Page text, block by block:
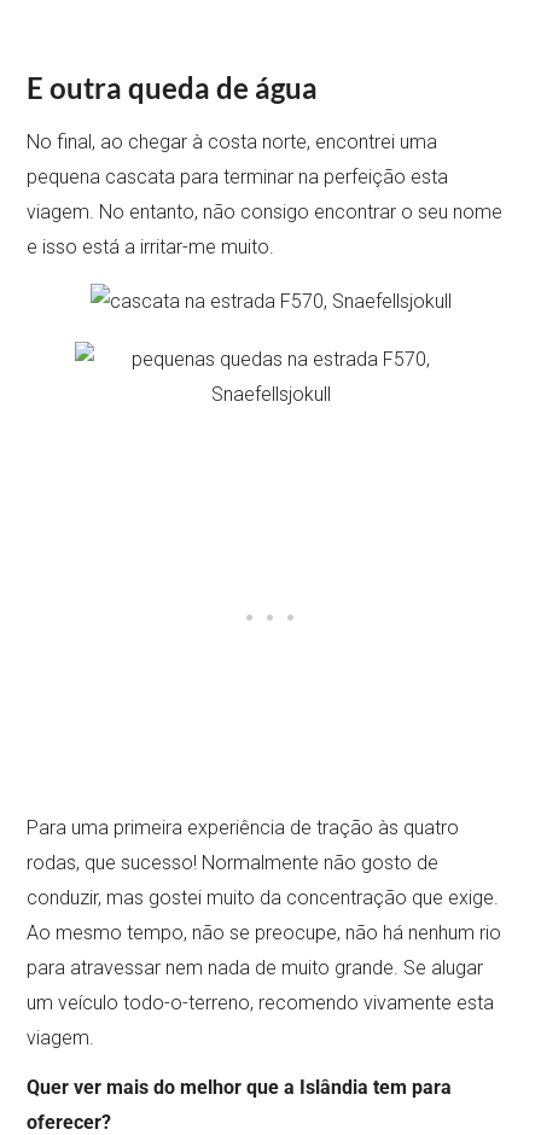
E outra queda de água
No final, ao chegar à costa norte, encontrei uma
pequena cascata para terminar na perfeição esta
viagem. No entanto, não consigo encontrar o seu nome
e isso está a irritar-me muito.
Para uma primeira experiência de tração às quatro
rodas, que sucesso! Normalmente não gosto de
conduzir, mas gostei muito da concentração que exige.
Ao mesmo tempo, não se preocupe, não há nenhum rio
para atravessar nem nada de muito grande. Se alugar
um veículo todo-o-terreno, recomendo vivamente esta
viagem.
Quer ver mais do melhor que a Islândia tem para
oferecer?